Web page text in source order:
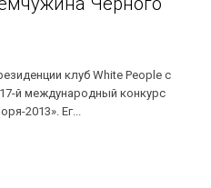
клуб White People с
й международный конкурс
2013». Ег...